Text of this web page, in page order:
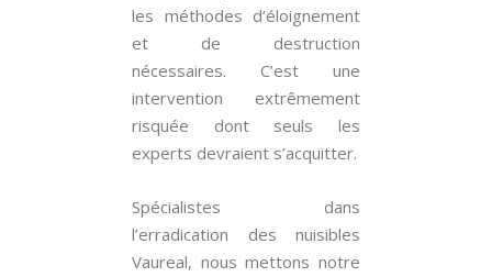
les méthodes d’éloignement
et de destruction
nécessaires. C’est une
intervention extrêmement
risquée dont seuls les
experts devraient s’acquitter.
Spécialistes dans
l’erradication des nuisibles
Vaureal, nous mettons notre